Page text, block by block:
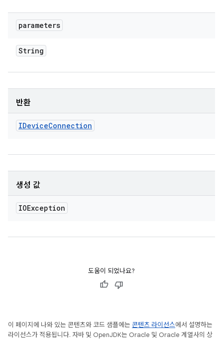
parameters
String
반환
IDeviceConnection
생성 값
IOException
도움이 되었나요?
이 페이지에 나와 있는 콘텐츠와 코드 샘플에는 콘텐츠 라이선스에서 설명하는
라이선스가 적용됩니다. 자바 및 OpenJDK는 Oracle 및 Oracle 계열사의 상